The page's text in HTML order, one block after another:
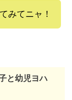
みてニャ！
と幼児ヨハ